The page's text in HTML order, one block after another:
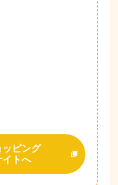
ッピング
イトへ